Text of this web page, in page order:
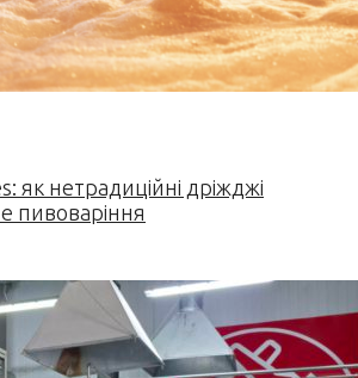
як нетрадиційні дріжджі
пивоваріння